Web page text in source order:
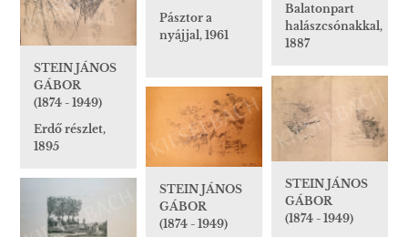
Pásztor a
nyájjal, 1961
Balatonpart
halászcsónakkal,
1887
STEIN JÁNOS
GÁBOR
(1874 - 1949)
Erdő részlet,
1895
STEIN JÁNOS
GÁBOR
(1874 - 1949)
STEIN JÁNOS
GÁBOR
(1874 - 1949)